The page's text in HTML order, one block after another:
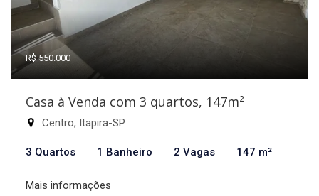
R$ 550.000
Casa à Venda com 3 quartos, 147m²
Centro, Itapira-SP
3 Quartos 1 Banheiro 2 Vagas 147 m²
Mais informações